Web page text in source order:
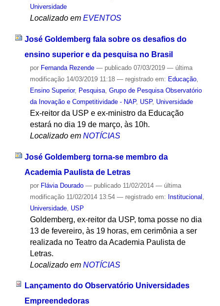
Universidade
Localizado em EVENTOS
José Goldemberg fala sobre os desafios do
ensino superior e da pesquisa no Brasil
por Fernanda Rezende — publicado07/03/2019 — última
modificação14/03/2019 11:18 — registrado em: Educação,
Ensino Superior, Pesquisa, Grupo de Pesquisa Observatório
da Inovação e Competitividade - NAP, USP, Universidade
Ex-reitor da USP e ex-ministro da Educação
estará no dia 19 de março, às 10h.
Localizado em NOTÍCIAS
José Goldemberg torna-se membro da
Academia Paulista de Letras
por Flávia Dourado — publicado11/02/2014 — última
modificação11/02/2014 13:54 — registrado em: Institucional
Universidade, USP
Goldemberg, ex-reitor da USP, toma posse no dia
13 de fevereiro, às 19 horas, em cerimônia a ser
realizada no Teatro da Academia Paulista de
Letras.
Localizado em NOTÍCIAS
Lançamento do Observatório Universidades
Empreendedoras